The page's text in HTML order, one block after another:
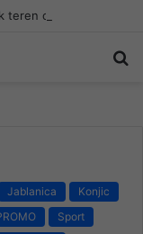
Jablanica
Konjic
Sport